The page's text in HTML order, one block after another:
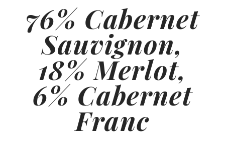
76% Cabernet
Sauvignon,
18% Merlot,
6% Cabernet
Franc